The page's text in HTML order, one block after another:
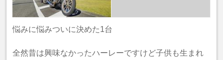
悩みに悩みついに決めた1台
全然昔は興味なかったハーレーですけど子供も生まれ